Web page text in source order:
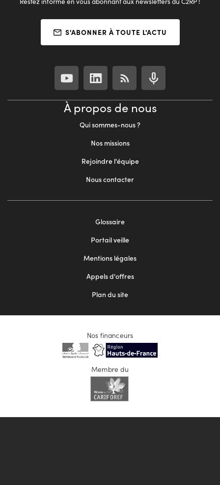
S'ABONNER À TOUTE L'ACTU
À propos de nous
Qui sommes-nous ?
Nos missions
Rejoindre l'équipe
Nous contacter
Glossaire
Portail veille
Mentions légales
Appels d'offres
Plan du site
Nos financeurs
Membre du